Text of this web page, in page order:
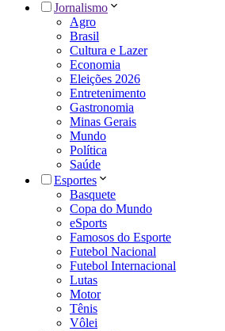
Jornalismo
Agro
Brasil
Cultura e Lazer
Economia
Eleições 2026
Entretenimento
Gastronomia
Minas Gerais
Mundo
Política
Saúde
Esportes
Basquete
Copa do Mundo
eSports
Famosos do Esporte
Futebol Nacional
Futebol Internacional
Lutas
Motor
Tênis
Vôlei